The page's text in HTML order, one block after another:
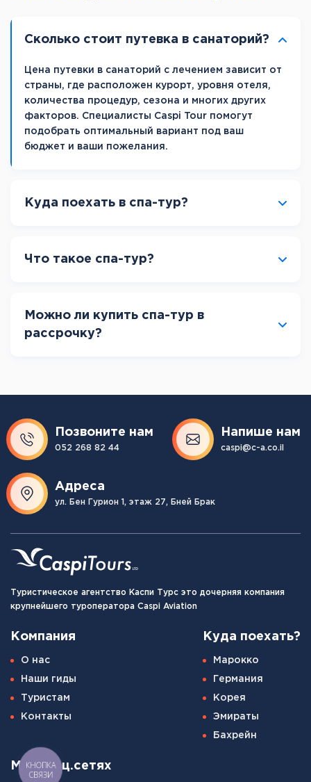
Сколько стоит путевка в санаторий?
Цена путевки в санаторий с лечением зависит от
страны, где расположен курорт, уровня отеля,
количества процедур, сезона и многих других
факторов. Специалисты Caspi Tour помогут
подобрать оптимальный вариант под ваш
бюджет и ваши пожелания.
Куда поехать в спа-тур?
Что такое спа-тур?
Можно ли купить спа-тур в
рассрочку?
Позвоните нам
052 268 82 44
Напише нам
caspi@c-a.co.il
Адреса
ул. Бен Гурион 1, этаж 27, Бней Брак
Туристическое агентство Каспи Турс это дочерняя компания
крупнейшего туроператора Caspi Aviation
Компания
О нас
Наши гиды
Туристам
Контакты
Куда поехать?
Марокко
Германия
Корея
Эмираты
Бахрейн
Мы в соц.сетях
КНОПКА
СВЯЗИ